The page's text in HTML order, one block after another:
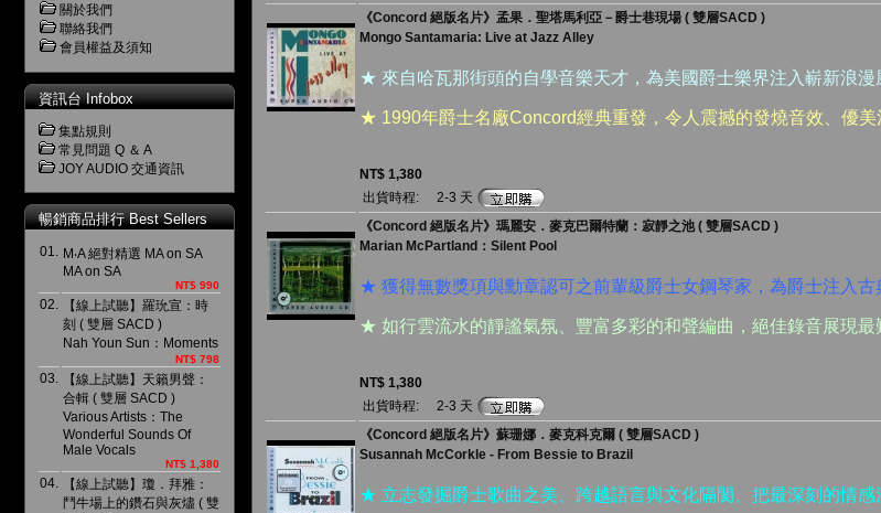
關於我們
聯絡我們
會員權益及須知
資訊台 Infobox
集點規則
常見問題 Q ＆ A
JOY AUDIO 交通資訊
暢銷商品排行 Best Sellers
01. M‧A 絕對精選 MA on SA
MA on SA
NT$ 990
02.
【線上試聽】羅玧宣：時
刻 ( 雙層 SACD )
Nah Youn Sun：Moments
NT$ 798
03.
【線上試聽】天籟男聲：
合輯 ( 雙層 SACD )
Various Artists：The
Wonderful Sounds Of
Male Vocals
NT$ 1,380
04.
【線上試聽】瓊．拜雅：
鬥牛場上的鑽石與灰燼 ( 雙
《Concord 絕版名片》孟果．聖塔馬利亞－爵士巷現場 ( 雙層SACD )
Mongo Santamaria: Live at Jazz Alley
★ 來自哈瓦那街頭的自學音樂天才，為美國爵士樂界注入嶄新浪漫
★ 1990年爵士名廠Concord經典重發，令人震撼的發燒音效、優美
NT$ 1,380
出貨時程:
2-3 天
《Concord 絕版名片》瑪麗安．麥克巴爾特蘭：寂靜之池 ( 雙層SACD )
Marian McPartland：Silent Pool
★ 獲得無數獎項與勳章認可之前輩級爵士女鋼琴家，為爵士注入古
★ 如行雲流水的靜謐氣氛、豐富多彩的和聲編曲，絕佳錄音展現最
NT$ 1,380
出貨時程:
2-3 天
《Concord 絕版名片》蘇珊娜．麥克科克爾 ( 雙層SACD )
Susannah McCorkle - From Bessie to Brazil
★ 立志發掘爵士歌曲之美、跨越語言與文化隔閡、把最深刻的情感